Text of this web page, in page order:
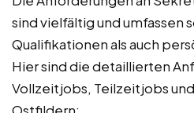
sind vielfältig und umfassen
Qualifikationen als auch
Hier sind die detaillierten
Vollzeitjobs, Teilzeitjobs